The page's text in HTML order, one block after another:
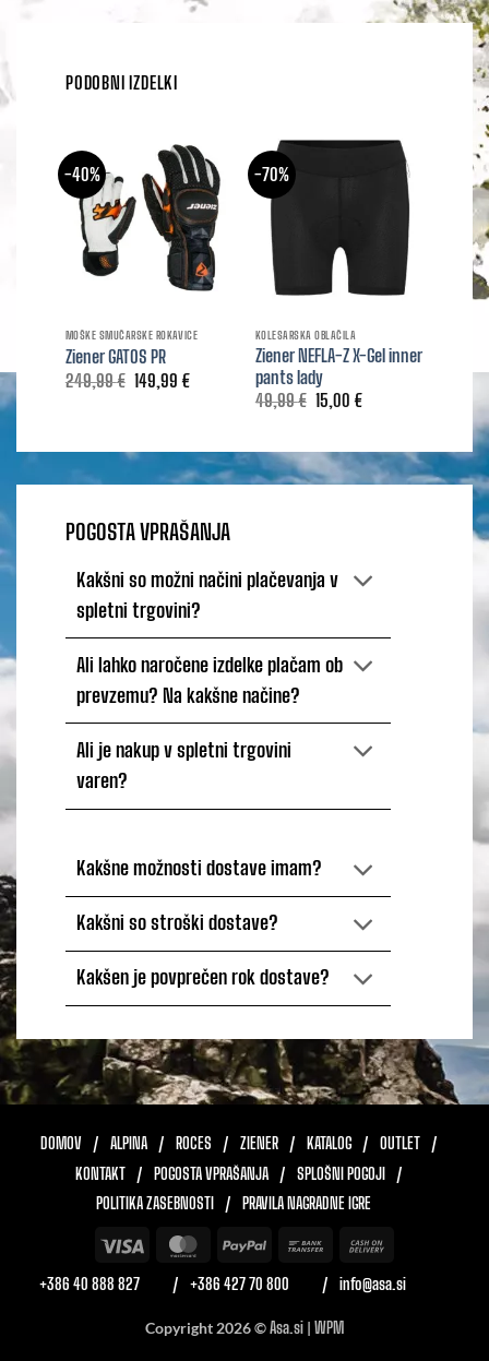
PODOBNI IZDELKI
-40%
MOŠKE SMUČARSKE ROKAVICE
Ziener GATOS PR
249,99€ Izvirna
cena
249,99 €.
149,99 €Trenutna
-70%
KOLESARSKA OBLAČILA
Ziener NEFLA-Z X-Gel inner
pants lady
49,99€ Izvirna
bila:
49,99 €.
15,00 €Trenutna
15,00 €.
-70%
lady
POGOSTA VPRAŠANJA
Kakšni so možni načini plačevanja v
spletni trgovini?
Ali lahko naročene izdelke plačam ob
prevzemu? Na kakšne načine?
Ali je nakup v spletni trgovini
varen?
Kakšne možnosti dostave imam?
Kakšni so stroški dostave?
Kakšen je povprečen rok dostave?
DOMOV ALPINA ROCES ZIENER KATALOG
OUTLET
KONTAKT
POGOSTA VPRAŠANJA
SPLOŠNI POGOJI
POLITIKA ZASEBNOSTI
PRAVILA NAGRADNE IGRE
Visa MasterCardPayPal
Bank
+386 40 888 827 +386 427 70 800 info@asa.si
Copyright 2026 ©Asa.si | WPM